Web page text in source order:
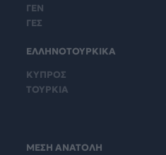
ΓΕΝ
ΓΕΣ
ΕΛΛΗΝΟΤΟΥΡΚΙΚΑ
ΚΥΠΡΟΣ
ΤΟΥΡΚΙΑ
ΜΕΣΗ ΑΝΑΤΟΛΗ